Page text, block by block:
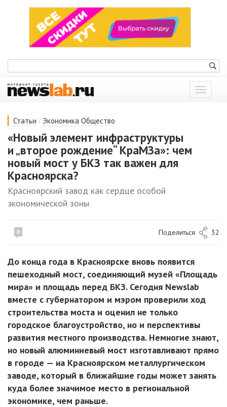
Показать
меню
Статьи / Экономика Общество
«Новый элемент инфраструктуры
и „второе рождение“ КраМЗа»: чем
новый мост у БКЗ так важен для
Красноярска?
Красноярский завод как сердце особой
экономической зоны
8 Поделиться 32
До конца года в Красноярске вновь появится
пешеходный мост, соединяющий музей «Площадь
мира» и площадь перед БКЗ. Сегодня Newslab
вместе с губернатором и мэром проверили ход
строительства моста и оценил не только
городское благоустройство, но и перспективы
развития местного производства. Немногие знают,
но новый алюминиевый мост изготавливают прямо
в городе — на Красноярском металлургическом
заводе, который в ближайшие годы может занять
куда более значимое место в региональной
экономике, чем раньше.